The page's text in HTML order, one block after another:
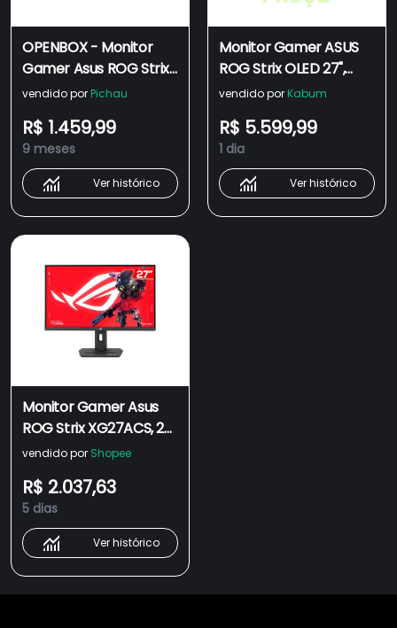
OPENBOX - Monitor
Gamer Asus ROG Strix
XG27ACS, 27 Pol, IPS,
Adaptive-Sync,
HDMI/DP, XG27ACS
vendido por Pichau
R$ 1.459,99
9 meses
Ver histórico
Monitor Gamer ASUS
ROG Strix OLED 27",
QHD, 280Hz, 0.03ms,
Adaptive-Sync, HDR10,
A.I. Assistant
Technology -
XG27ACDMS
vendido por Kabum
R$ 5.599,99
1 dia
Ver histórico
Monitor Gamer Asus
ROG Strix XG27ACS, 27
Pol, IPS, QHD, 1ms,
HDMI/DP, XG27ACS
vendido por Shopee
R$ 2.037,63
5 dias
Ver histórico